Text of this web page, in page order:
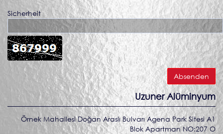
Sicherheit
Uzuner Alüminyum
Örnek Mahallesi Doğan Araslı Bulvarı Agena Park Sitesi A1
Blok Apartman NO:207 O